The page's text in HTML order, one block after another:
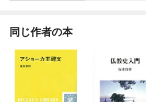
同じ作者の本